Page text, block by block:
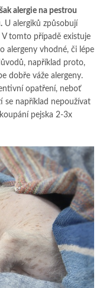
alergie na pestrou
U alergiků způsobují
V tomto případě existuje
alergeny vhodné, či lépe
například proto,
dobře váže alergeny.
opatření, neboť
se například nepoužívat
pejska 2-3x